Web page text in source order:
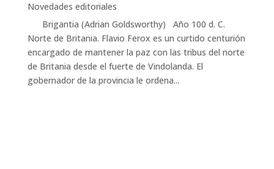
Novedades editoriales
Brigantia (Adrian Goldsworthy) Año 100 d. C.
Norte de Britania. Flavio Ferox es un curtido centurión
encargado de mantener la paz con las tribus del norte
de Britania desde el fuerte de Vindolanda. El
gobernador de la provincia le ordena...